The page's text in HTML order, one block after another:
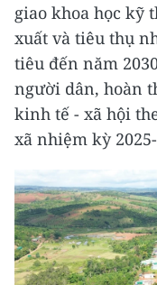
giao khoa học kỹ
xuất và tiêu thụ
tiêu đến năm
người dân, hoàn
kinh tế - xã hội
xã nhiệm kỳ